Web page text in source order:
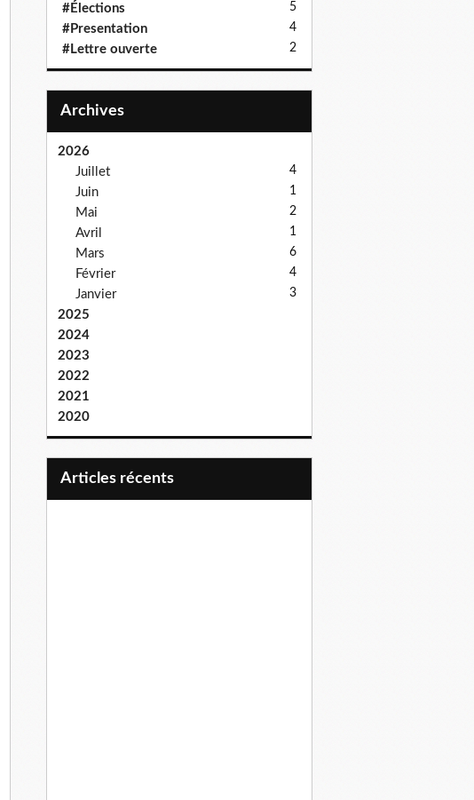
#Élections 5
#Presentation 4
#Lettre ouverte 2
Archives
2026
Juillet
4
Juin 1
Mai 2
Avril 1
Mars 6
Février 4
Janvier 3
2025
2024
2023
2022
2021
2020
articles récents